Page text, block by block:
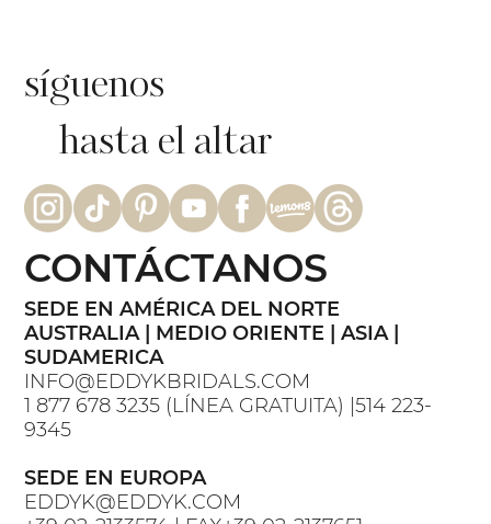
síguenos
hasta el altar
SEDE EN AMÉRICA DEL NORTE
AUSTRALIA | MEDIO ORIENTE | ASIA |
SUDAMERICA
INFO@EDDYKBRIDALS.COM
1 877 678 3235 (LÍNEA GRATUITA) |514 223-
9345
SEDE EN EUROPA
EDDYK@EDDYK.COM
CONTÁCTANOS